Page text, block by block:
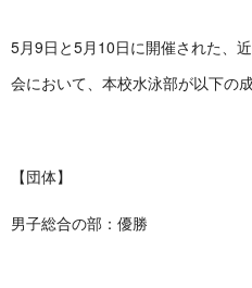
5月9日と5月10日に開催された、
会において、本校水泳部が以下の
【団体】
男子総合の部：優勝